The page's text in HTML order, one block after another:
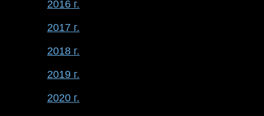
2016 г.
2017 г.
2018 г.
2019 г.
2020 г.